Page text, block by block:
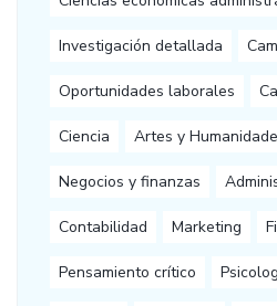
Investigación detallada
Oportunidades laborales
Ciencia Artes y
Negocios y finanzas
Contabilidad Marketing
Pensamiento crítico